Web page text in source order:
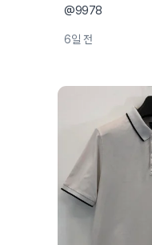
@9978
6일 전